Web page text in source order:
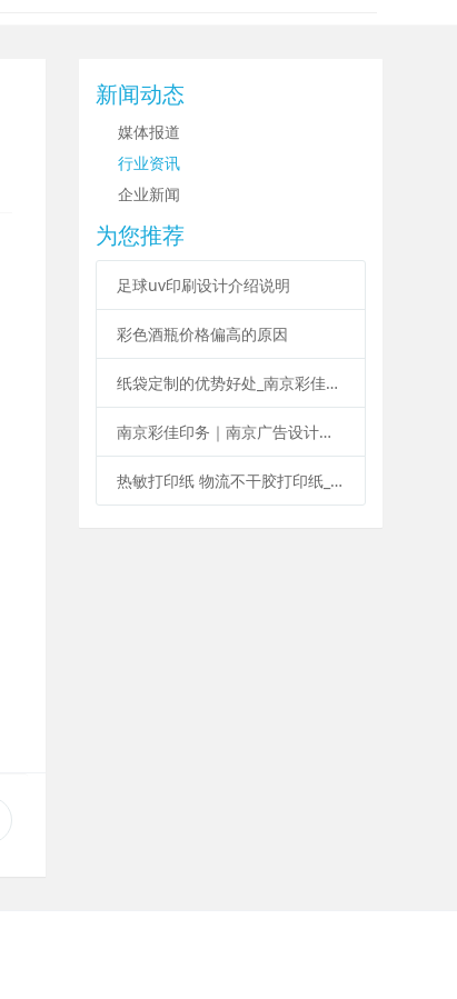
新闻动态
媒体报道
行业资讯
企业新闻
为您推荐
足球uv印刷设计介绍说明
彩色酒瓶价格偏高的原因
纸袋定制的优势好处_南京彩佳印务纸袋定制印刷
南京彩佳印务｜南京广告设计印刷制作一站式服务
热敏打印纸 物流不干胶打印纸_南京彩佳印务专业标签印刷